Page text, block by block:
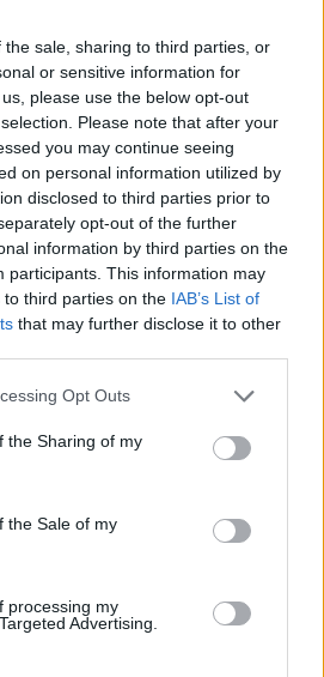
sale, sharing to third parties, or
or sensitive information for
please use the below opt-out
Please note that after your
you may continue seeing
on personal information utilized by
disclosed to third parties prior to
opt-out of the further
information by third parties on the
participants. This information may
third parties on the IAB’s List of
that may further disclose it to other
Opt Outs
the Sharing of my
the Sale of my
processing my
Advertising.
Eladó:Képíró Galéria
Cím: Ozoli Dániel
Budapest
Képíró u.5.
Telefon: 06209447595
kortárs képzőművészeti,
és különleges antik, retró művészi